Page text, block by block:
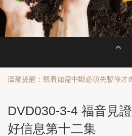
溫馨提醒：觀看如需中斷必須先暫停才
DVD030-3-4 福音見
好信息第十二集